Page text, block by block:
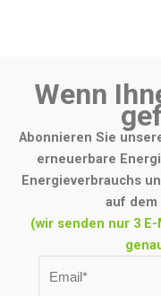
Wenn
Abonnieren Sie
erneuerbare
Energieverbrauchs
auf dem
(wir senden nur 3